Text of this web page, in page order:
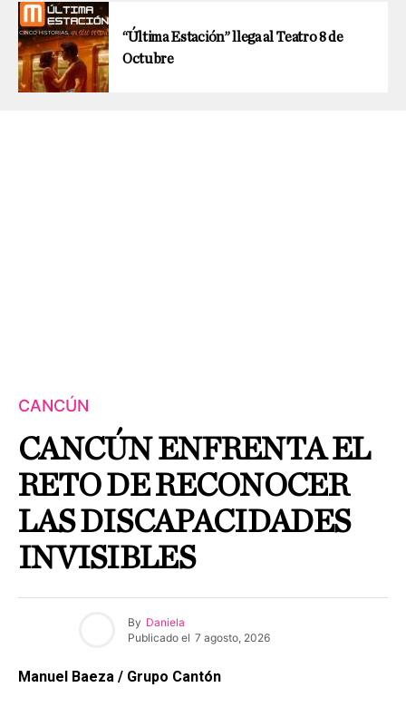
“Última Estación” llega al Teatro 8 de
Octubre
CANCÚN
CANCÚN ENFRENTA EL
RETO DE RECONOCER
LAS DISCAPACIDADES
INVISIBLES
By Daniela
Publicado el 7 agosto, 2026
Manuel Baeza / Grupo Cantón